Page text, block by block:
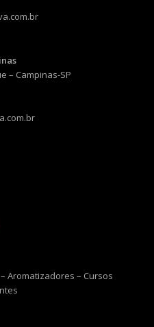
– Campinas-SP
Aromatizadores – Cursos